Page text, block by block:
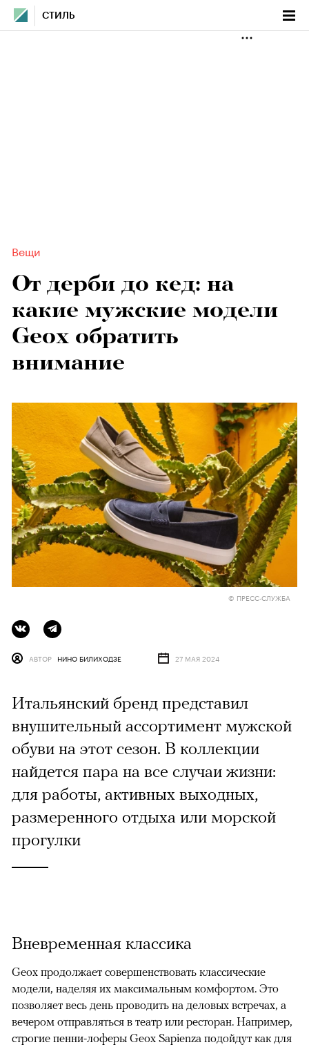
СТИЛЬ
Вещи
От дерби до кед: на
какие мужские модели
Geox обратить
внимание
© ПРЕСС-СЛУЖБА
АВТОР НИНО БИЛИХОДЗЕ 27 МАЯ 2024
Итальянский бренд представил
внушительный ассортимент мужской
обуви на этот сезон. В коллекции
найдется пара на все случаи жизни:
для работы, активных выходных,
размеренного отдыха или морской
прогулки
Вневременная классика
Geox продолжает совершенствовать классические
модели, наделяя их максимальным комфортом. Это
позволяет весь день проводить на деловых встречах, а
вечером отправляться в театр или ресторан. Например,
строгие пенни-лоферы Geox Sapienza подойдут как для